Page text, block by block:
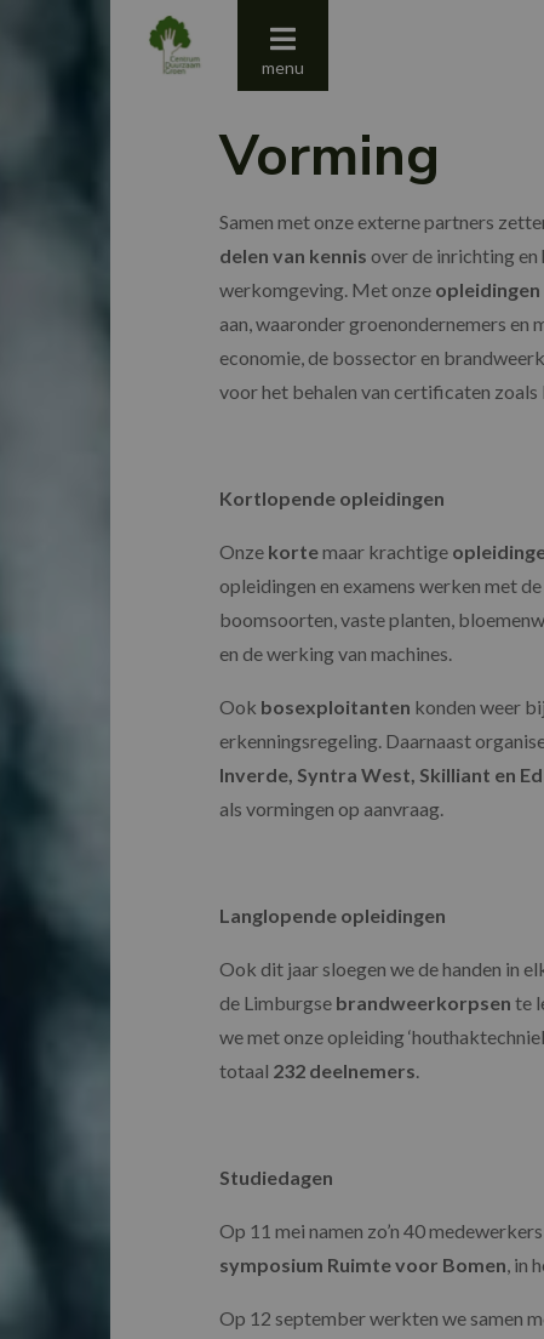
Centrum Duurzaam Groen
Jaaroverzicht 2023
menu
Vorming
Samen met onze externe partners
delen van kennis over de inrichting en
werkomgeving. Met onze opleidingen
aan, waaronder groenondernemers en
economie, de bossector en
voor het behalen van certificaten zoals
Kortlopende opleidingen
Onze kortemaar krachtige
opleidingen en examens werken met
boomsoorten, vaste planten,
en de werking van machines.
Ook bosexploitanten konden weer
erkenningsregeling. Daarnaast
Inverde, Syntra West, Skilliant en
als vormingen op aanvraag.
Langlopende opleidingen
Ook dit jaar sloegen we de handen in
de Limburgse brandweerkorpsen te
we met onze opleiding
totaal 232 deelnemers.
Studiedagen
Op 11 mei namen zo’n 40
symposium Ruimte voor Bomen, in
Op 12 september werkten we samen